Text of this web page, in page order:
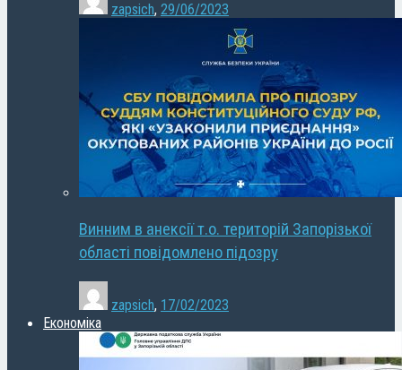
zapsich, 29/06/2023
Винним в анексії т.о. територій Запорізької
області повідомлено підозру
zapsich, 17/02/2023
Економіка